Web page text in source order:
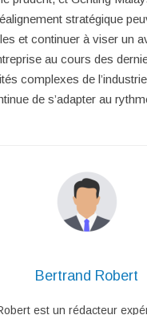
stratégique
et continuer à viser un
au cours des
complexes de
de s’adapter au
Bertrand Robert
est un rédacteur